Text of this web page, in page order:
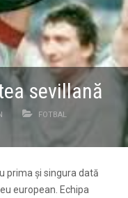
sevillană
FOTBAL
prima şi singura dată
european. Echipa